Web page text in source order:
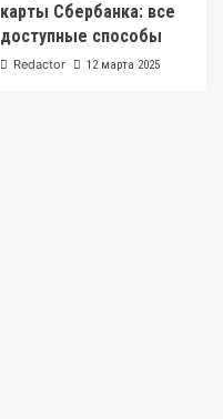
карты Сбербанка: все
доступные способы
Redactor 12 марта 2025